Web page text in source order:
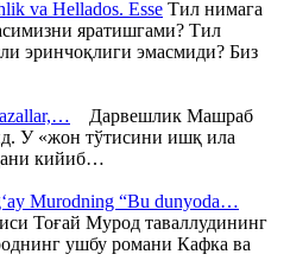
va Hellados. Esse Тил нимага
яратишгами? Тил
эринчоқлиги эмасмиди? Биз
Дарвешлик Машраб
У «жон тўтисини ишқ ила
кийиб…
Murodning “Bu dunyoda…
Тоғай Мурод таваллудининг
ушбу романи Кафка ва